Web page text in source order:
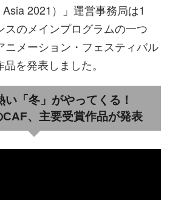
2021）」運営事務局は1
スのメインプログラムの一つ
ニメーション・フェスティバル
品を発表しました。
い「冬」がやってくる！
、主要受賞作品が発表